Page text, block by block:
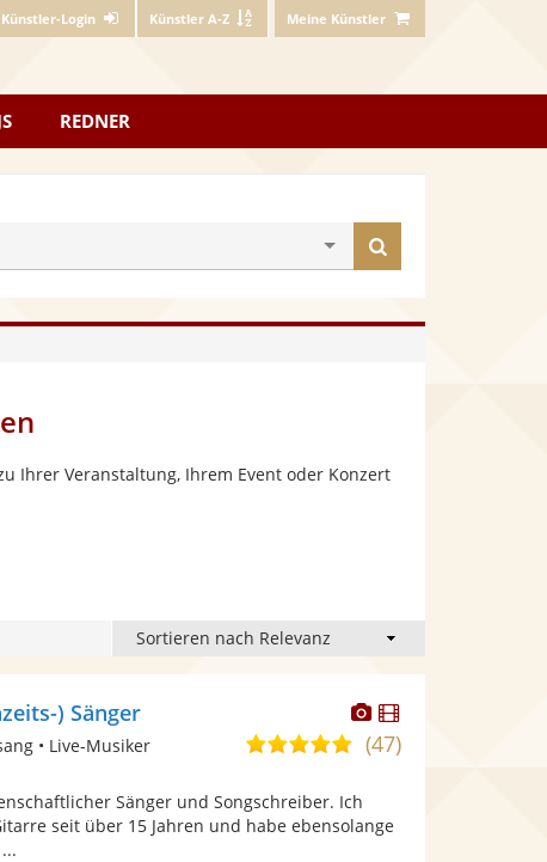
Künstler-Login Künstler A-Z Meine Künstler
REDNER
finden
Ihrer Veranstaltung, Ihrem Event oder Konzert
Dieser
Künstler
stellt
Dieser
Künstler
) Sänger
5,0
5
Sternen
(47)
• Live-Musiker
Sänger und Songschreiber. Ich
seit über 15 Jahren und habe ebensolange